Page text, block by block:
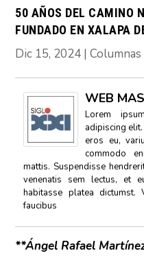
50 AÑOS DEL CAMINO
FUNDADO EN XALAPA
Dic 15, 2024 |Columnas
WEB
Lorem
adipiscing
eros eu,
commodo
mattis. Suspendisse
venenatis sem lectus, et
habitasse platea dictumst.
faucibus
**Ángel Rafael